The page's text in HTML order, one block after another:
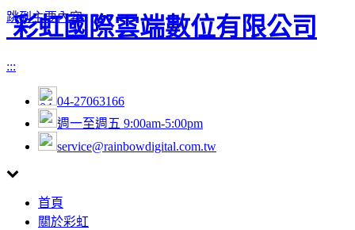
跳到主要內容
彩虹國際雲端數位有限公司
:::
04-27063166
週一至週五 9:00am-5:00pm
service@rainbowdigital.com.tw
Toggle
navigation
首頁
關於彩虹